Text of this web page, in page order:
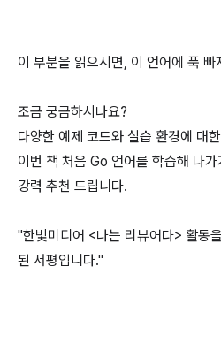
이 부분을 읽으시면, 이 언어에 푹 빠
조금 궁금하시나요?
다양한 예제 코드와 실습 환경에 대
이번 책 처음 Go 언어를 학습해 나
강력 추천 드립니다.
"한빛미디어 <나는 리뷰어다> 활동
된 서평입니다."